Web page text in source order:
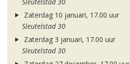
Sleutelstad 30
Zaterdag 10 januari, 17.00 uur
Sleutelstad 30
Zaterdag 3 januari, 17.00 uur
Sleutelstad 30